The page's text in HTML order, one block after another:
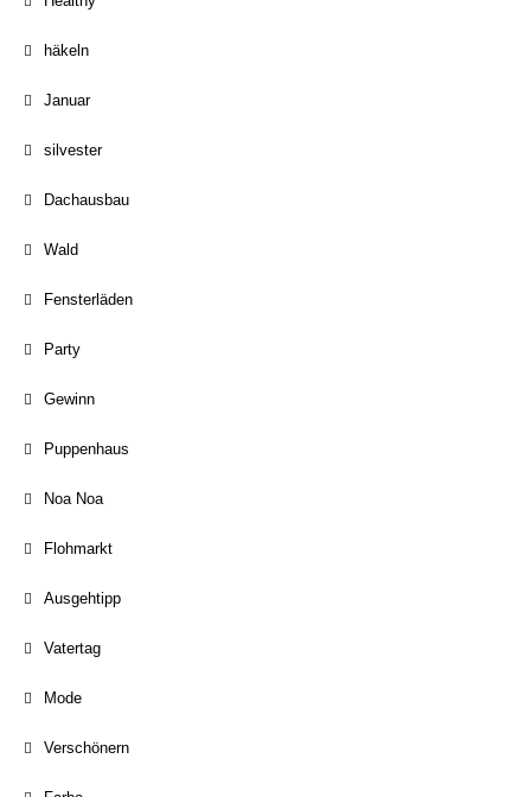
häkeln
Januar
silvester
Dachausbau
Wald
Fensterläden
Party
Gewinn
Puppenhaus
Noa Noa
Flohmarkt
Ausgehtipp
Vatertag
Mode
Verschönern